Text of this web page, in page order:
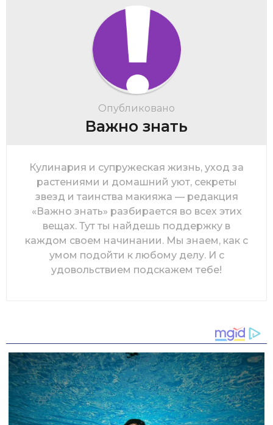
Опубликовано
Важно знать
Кулинария и супружеская жизнь, уход за
растениями и домашний уют, секреты
звезд и таинства макияжа — редакция
«Важно знать» разбирается во всех этих
вещах. Тут ты найдешь поддержку в
каждом своем начинании. Мы знаем, как с
умом подойти к любому делу. И с
удовольствием подскажем тебе!